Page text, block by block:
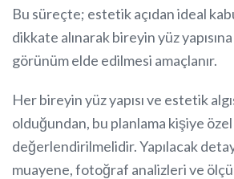
Bu süreçte; estetik açıdan ideal
dikkate alınarak bireyin yüz
görünüm elde edilmesi amaçlanır.
Her bireyin yüz yapısı ve estetik
olduğundan, bu planlama kişiye
değerlendirilmelidir. Yapılacak
muayene, fotoğraf analizleri ve